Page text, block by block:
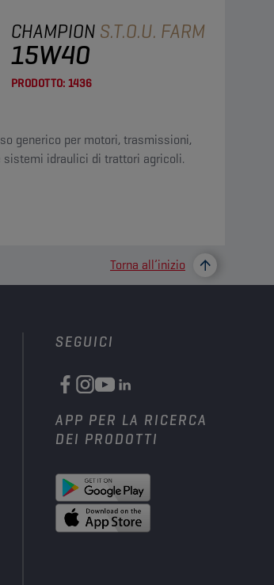
CHAMPION S.T.O.U. FARM
15W40
PRODOTTO: 1436
generico per motori, trasmissioni,
sistemi idraulici di trattori agricoli.
Torna all’inizio
SEGUICI
APP PER LA RICERCA
DEI PRODOTTI